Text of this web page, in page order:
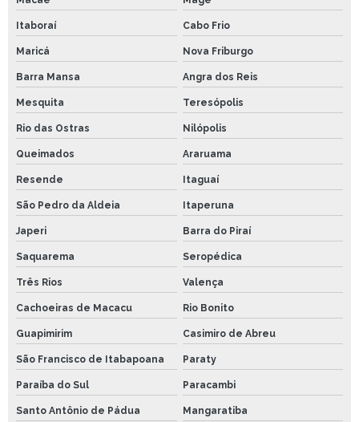
Itaboraí Cabo Frio
Maricá Nova Friburgo
Barra Mansa Angra dos Reis
Mesquita Teresópolis
Rio das Ostras Nilópolis
Queimados Araruama
Resende Itaguaí
São Pedro da Aldeia Itaperuna
Japeri Barra do Piraí
Saquarema Seropédica
Três Rios Valença
Cachoeiras de Macacu Rio Bonito
Guapimirim Casimiro de Abreu
São Francisco de Itabapoana Paraty
Paraíba do Sul Paracambi
Santo Antônio de Pádua Mangaratiba